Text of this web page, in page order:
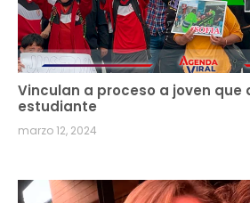
Vinculan a proceso a joven que
estudiante
marzo 12, 2024